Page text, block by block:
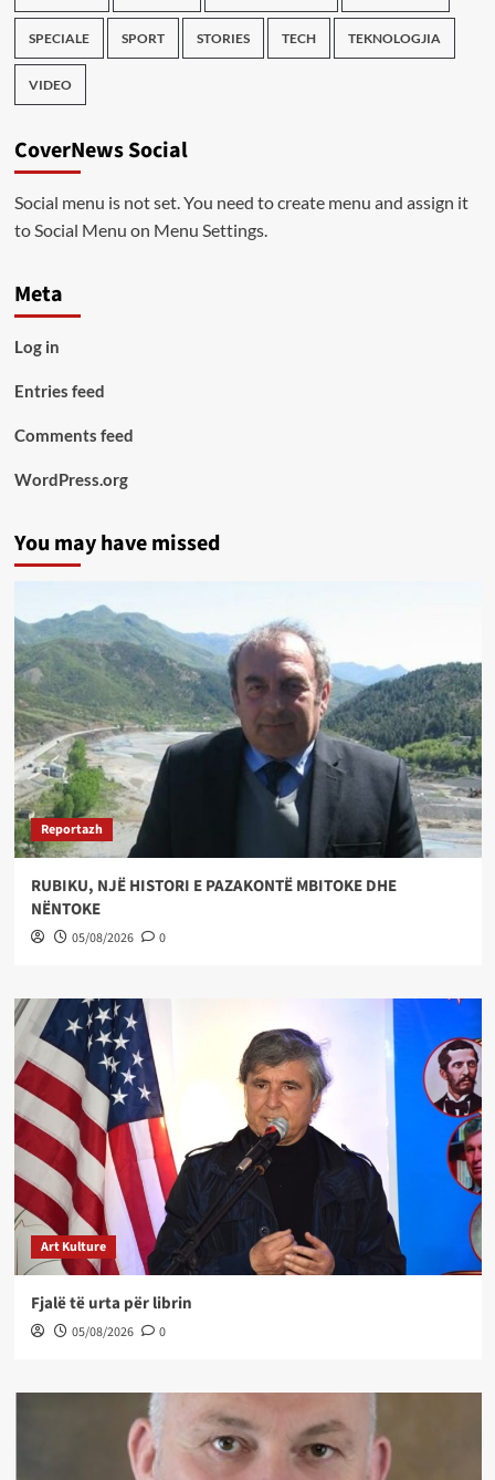
SPECIALE SPORT STORIES TECH TEKNOLOGJIA
VIDEO
CoverNews Social
Social menu is not set. You need to create menu and assign it
to Social Menu on Menu Settings.
Meta
Log in
Entries feed
Comments feed
WordPress.org
You may have missed
Reportazh
RUBIKU, NJË HISTORI E PAZAKONTË MBITOKE DHE
NËNTOKE
05/08/2026 0
Art Kulture
Fjalë të urta për librin
05/08/2026 0